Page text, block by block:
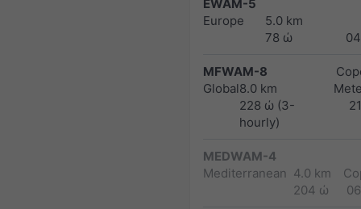
EWAM-5
Europe
5.0 km
78 ώ
MFWAM-8
Global8.0 km
228 ώ (3-
hourly)
MEDWAM-4
Mediterranean 4.0 km
204 ώ